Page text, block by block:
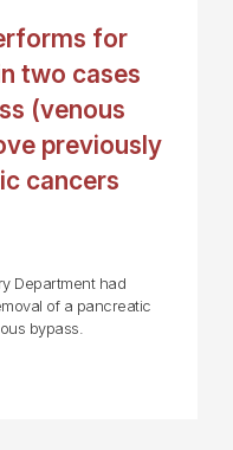
for
two cases
(venous
previously
cancers
Department had
of a pancreatic
bypass.